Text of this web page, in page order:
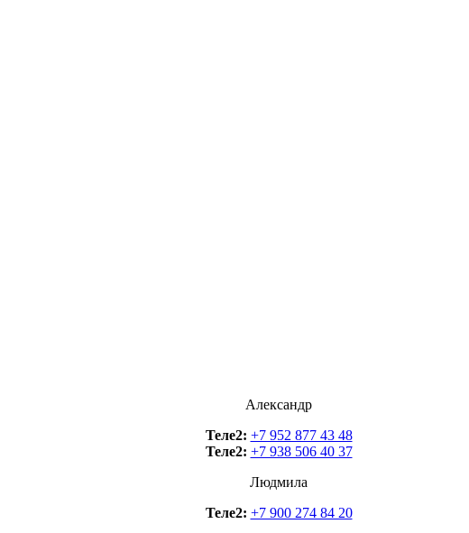
Александр
Теле2: +7 952 877 43 48
Теле2: +7 938 506 40 37
Людмила
Теле2: +7 900 274 84 20